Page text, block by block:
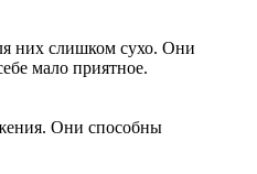
них слишком сухо. Они
мало приятное.
Они способны